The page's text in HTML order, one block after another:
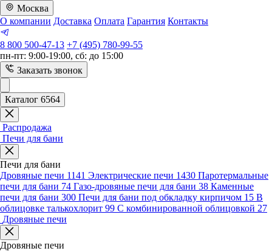
Москва
О компании Доставка Оплата Гарантия Контакты
8 800 500-47-13 +7 (495) 780-99-55
пн-пт: 9:00-19:00, сб: до 15:00
Заказать звонок
Каталог 6564
Распродажа
Печи для бани
Печи для бани
Дровяные печи 1141 Электрические печи 1430 Паротермальные
печи для бани 74 Газо-дровяные печи для бани 38 Каменные
печи для бани 300 Печи для бани под обкладку кирпичом 15 В
облицовке талькохлорит 99 С комбинированной облицовкой 27
Дровяные печи
Дровяные печи